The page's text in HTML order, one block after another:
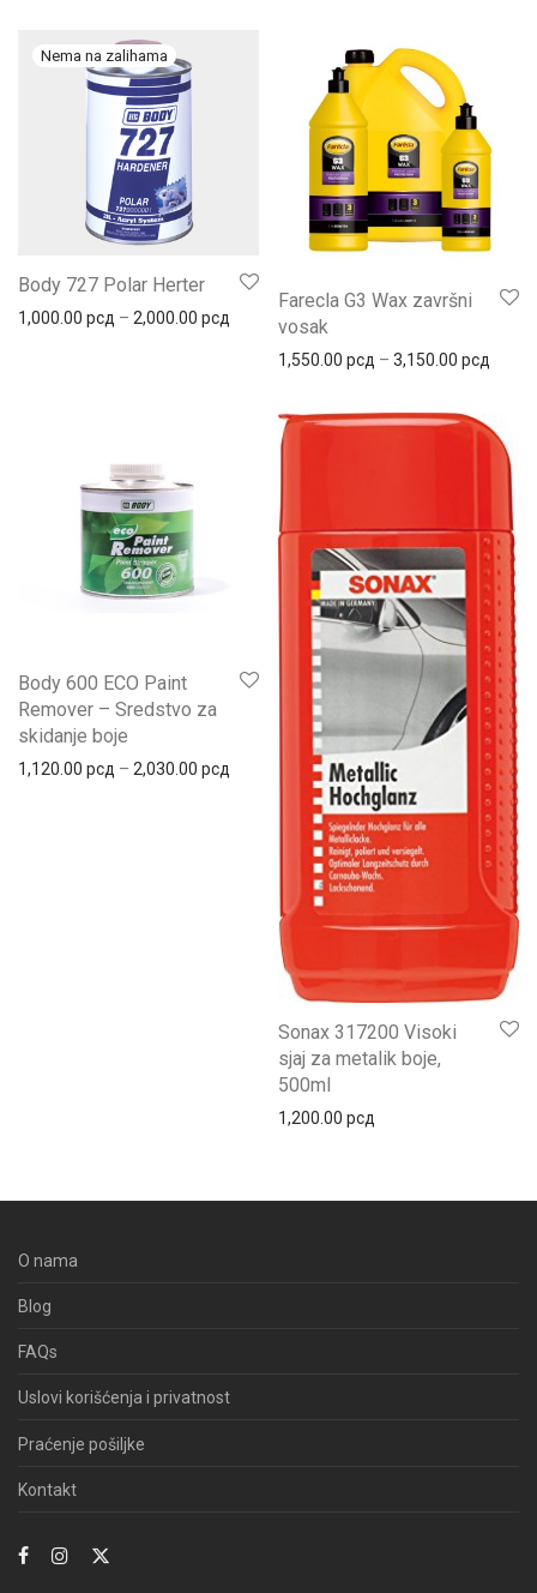
Body 727 Polar Herter
1,000.00 рсд – 2,000.00 рсд Распон цена: од 1,000.00 рсд до
Farecla G3 Wax završni
vosak
1,550.00 рсд – 3,150.00 рсд
Body 600 ECO Paint
Remover – Sredstvo za
skidanje boje
1,120.00 рсд – 2,030.00 рсд Распон цена: од 1,120.00 рсд до
Sonax 317200 Visoki
sjaj za metalik boje,
500ml
1,200.00 рсд
O nama
Blog
FAQs
Uslovi korišćenja i privatnost
Praćenje pošiljke
Kontakt